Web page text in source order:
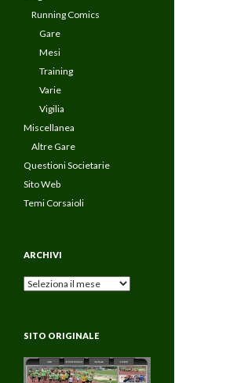
Running Comics
Gare
Mesi
Training
Varie
Vigilia
Miscellanea
Altre Gare
Questioni Societarie
Sito Web
Temi Corsaioli
ARCHIVI
Archivi
SITO ORIGINALE